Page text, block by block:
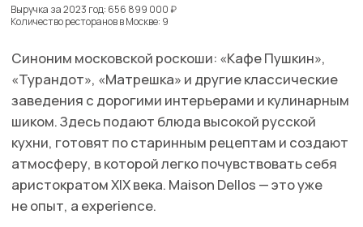
Фото: сайт Maison Dellos
Богдан Панченко и Иван Кукарских — рестораторы
нового поколения. Lucky Group делает ставку
на модные гастрономические направления:
греческая Eva, японский Lucky Izakaya Bar, гастро-
бар Maya и другие проекты — про яркие вкусы
LUCKY GROUP
Выручка за 2023 год: 128 139 000 ₽
Количество ресторанов в Москве: 18